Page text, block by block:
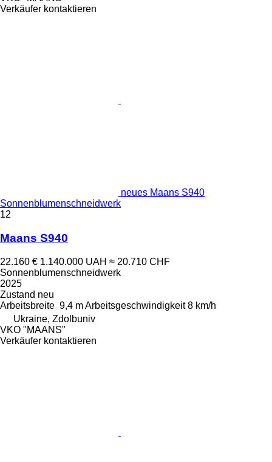
Verkäufer kontaktieren
neues Maans S940
Sonnenblumenschneidwerk
12
Maans S940
22.160 € 1.140.000 UAH ≈ 20.710 CHF
Sonnenblumenschneidwerk
2025
Zustand neu
Arbeitsbreite 9,4 mArbeitsgeschwindigkeit 8 km/h
Ukraine, Zdolbuniv
VKO "MAANS"
Verkäufer kontaktieren